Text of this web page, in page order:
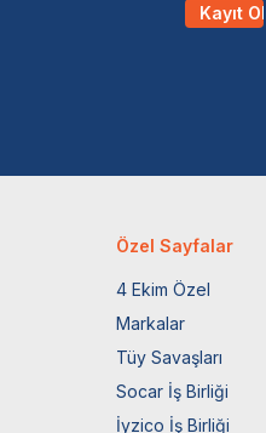
Kayıt Ol
Özel Sayfalar
4 Ekim Özel
Markalar
Tüy Savaşları
Socar İş Birliği
İyzico İş Birliği